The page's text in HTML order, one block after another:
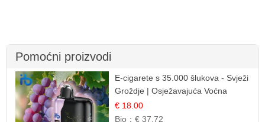
Pomoćni proizvodi
E-cigarete s 35.000 šlukova - Svježi
Groždje | Osježavajuća Voćna
Aroma
€ 18.00
Bio：€ 37.72